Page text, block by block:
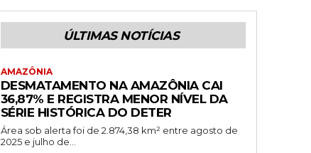
ÚLTIMAS NOTÍCIAS
AMAZÔNIA
DESMATAMENTO NA AMAZÔNIA CAI
36,87% E REGISTRA MENOR NÍVEL DA
SÉRIE HISTÓRICA DO DETER
Área sob alerta foi de 2.874,38 km² entre agosto de
2025 e julho de...